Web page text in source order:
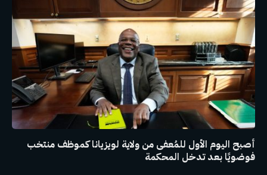
أصبح اليوم الأول للمُعفى من ولاية لويزيانا كموظف منتخب
فوضويًا بعد تدخل المحكمة